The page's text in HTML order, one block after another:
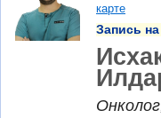
карте
Запись